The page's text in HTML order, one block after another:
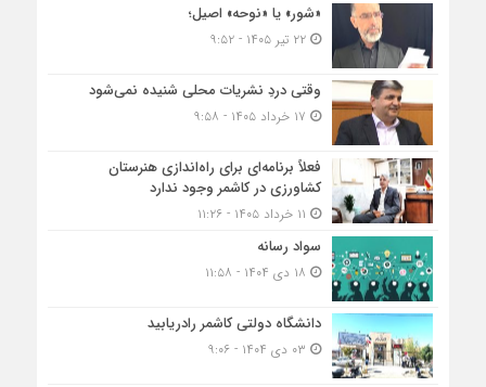
«شور» یا «نوحه» اصیل؛
۲۲ تیر ۱۴۰۵ - ۹:۵۲
وقتی دردِ نشریات محلی شنیده نمی‌شود
فعلاً برنامه‌ای برای راه‌اندازی هنرستان
کشاورزی در کاشمر وجود ندارد
سواد رسانه
دانشگاه دولتی کاشمر‌ رادریابید